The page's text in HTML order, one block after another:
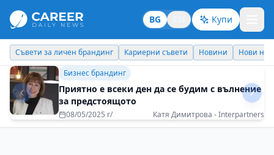
BG Купи
Кариерни съвети Новини Нови назначения Днес празнува
Бизнес брандинг
Приятно е всеки ден да се будим с вълнение
за предстоящото
08/05/2025 г/ Катя Димитрова - Interpartners